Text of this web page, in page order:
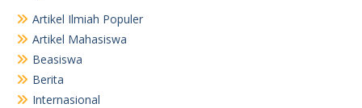
Artikel Ilmiah Populer
Artikel Mahasiswa
Beasiswa
Berita
Internasional